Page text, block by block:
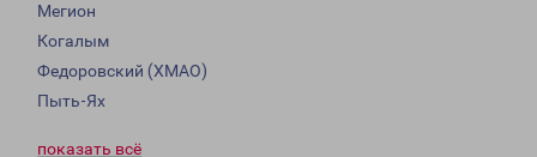
Мегион
Когалым
Федоровский (ХМАО)
Пыть-Ях
показать всё